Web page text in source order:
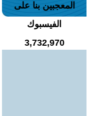
المعجبين بنا على
الفيسبوك
3,732,970